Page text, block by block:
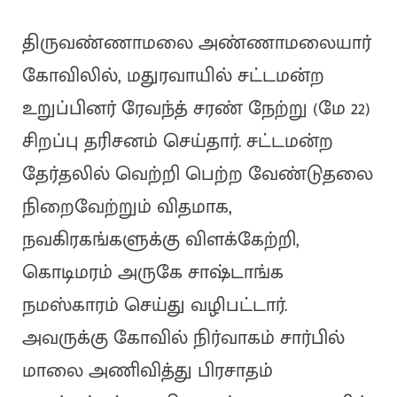
திருவண்ணாமலை அண்ணாமலையார்
கோவிலில், மதுரவாயில் சட்டமன்ற
உறுப்பினர் ரேவந்த் சரண் நேற்று (மே 22)
சிறப்பு தரிசனம் செய்தார். சட்டமன்ற
தேர்தலில் வெற்றி பெற்ற வேண்டுதலை
நிறைவேற்றும் விதமாக,
நவகிரகங்களுக்கு விளக்கேற்றி,
கொடிமரம் அருகே சாஷ்டாங்க
நமஸ்காரம் செய்து வழிபட்டார்.
அவருக்கு கோவில் நிர்வாகம் சார்பில்
மாலை அணிவித்து பிரசாதம்